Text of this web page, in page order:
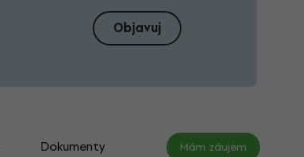
Objavuj
Dokumenty Mám záujem